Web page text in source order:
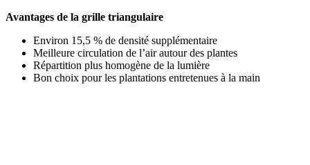
Avantages de la grille triangulaire
Environ 15,5 % de densité supplémentaire
Meilleure circulation de l’air autour des plantes
Répartition plus homogène de la lumière
Bon choix pour les plantations entretenues à la main